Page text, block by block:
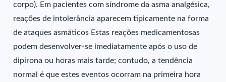
corpo). Em pacientes com síndrome da asma analgésica,
reações de intolerância aparecem tipicamente na forma
de ataques asmáticos Estas reações medicamentosas
podem desenvolver-se imediatamente após o uso de
dipirona ou horas mais tarde; contudo, a tendência
normal é que estes eventos ocorram na primeira hora